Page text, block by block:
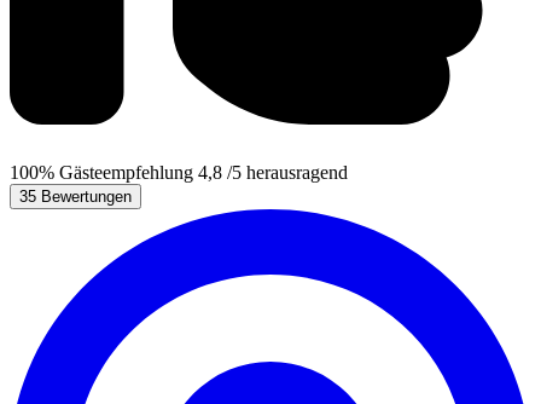
100% Gästeempfehlung 4,8 /5 herausragend
35 Bewertungen